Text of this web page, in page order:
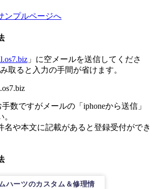
ンプルページへ
」に空メールを送信してくださ
取ると入力の手間が省けます。
数ですがメールの「iphoneから送信」
名や本文に記載があると登録受付ができ
ハーツのカスタム＆修理情